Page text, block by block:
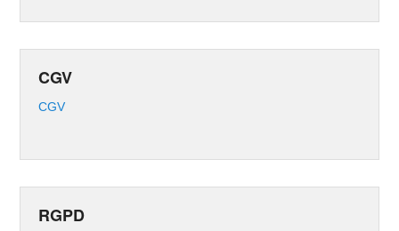
CGV
CGV
RGPD